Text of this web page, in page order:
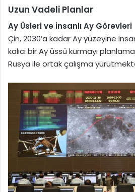
Uzun Vadeli Planlar
Ay Üsleri ve İnsanlı Ay Görevleri
Çin, 2030’a kadar Ay yüzeyine
kalıcı bir Ay üssü kurmayı
Rusya ile ortak çalışma